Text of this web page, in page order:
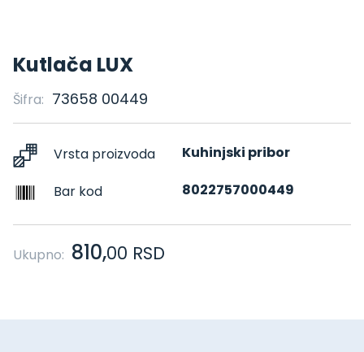
Kutlača LUX
Šifra: 73658 00449
Vrsta proizvoda Kuhinjski pribor
Bar kod 8022757000449
Ukupno: 810,00 RSD